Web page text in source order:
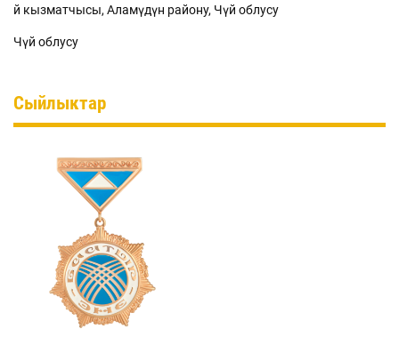
Үй кызматчысы, Аламүдүн району, Чүй облусу
Чүй облусу
Сыйлыктар